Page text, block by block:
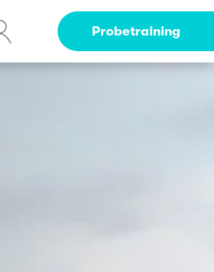
Probetraining